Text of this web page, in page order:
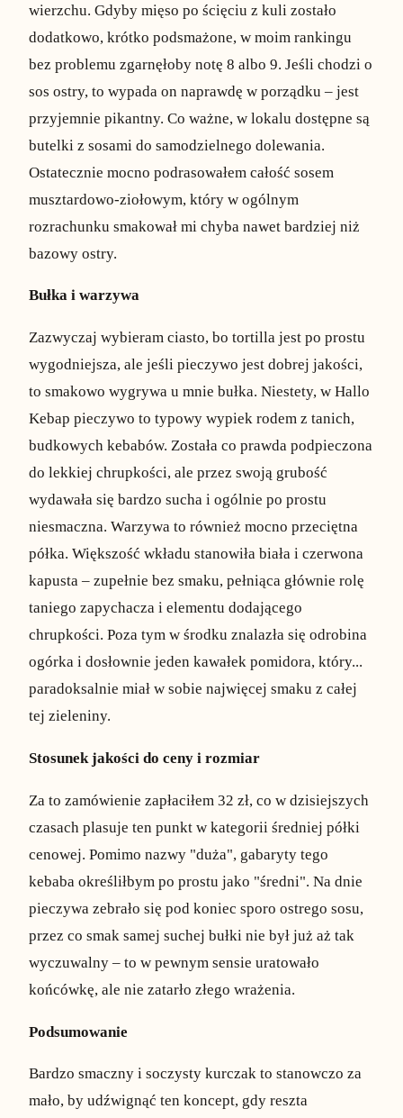
wierzchu. Gdyby mięso po ścięciu z kuli zostało
dodatkowo, krótko podsmażone, w moim rankingu
bez problemu zgarnęłoby notę 8 albo 9. Jeśli chodzi o
sos ostry, to wypada on naprawdę w porządku – jest
przyjemnie pikantny. Co ważne, w lokalu dostępne są
butelki z sosami do samodzielnego dolewania.
Ostatecznie mocno podrasowałem całość sosem
musztardowo-ziołowym, który w ogólnym
rozrachunku smakował mi chyba nawet bardziej niż
bazowy ostry.
Bułka i warzywa
Zazwyczaj wybieram ciasto, bo tortilla jest po prostu
wygodniejsza, ale jeśli pieczywo jest dobrej jakości,
to smakowo wygrywa u mnie bułka. Niestety, w Hallo
Kebap pieczywo to typowy wypiek rodem z tanich,
budkowych kebabów. Została co prawda podpieczona
do lekkiej chrupkości, ale przez swoją grubość
wydawała się bardzo sucha i ogólnie po prostu
niesmaczna. Warzywa to również mocno przeciętna
półka. Większość wkładu stanowiła biała i czerwona
kapusta – zupełnie bez smaku, pełniąca głównie rolę
taniego zapychacza i elementu dodającego
chrupkości. Poza tym w środku znalazła się odrobina
ogórka i dosłownie jeden kawałek pomidora, który...
paradoksalnie miał w sobie najwięcej smaku z całej
tej zieleniny.
Stosunek jakości do ceny i rozmiar
Za to zamówienie zapłaciłem 32 zł, co w dzisiejszych
czasach plasuje ten punkt w kategorii średniej półki
cenowej. Pomimo nazwy "duża", gabaryty tego
kebaba określiłbym po prostu jako "średni". Na dnie
pieczywa zebrało się pod koniec sporo ostrego sosu,
przez co smak samej suchej bułki nie był już aż tak
wyczuwalny – to w pewnym sensie uratowało
końcówkę, ale nie zatarło złego wrażenia.
Podsumowanie
Bardzo smaczny i soczysty kurczak to stanowczo za
mało, by udźwignąć ten koncept, gdy reszta